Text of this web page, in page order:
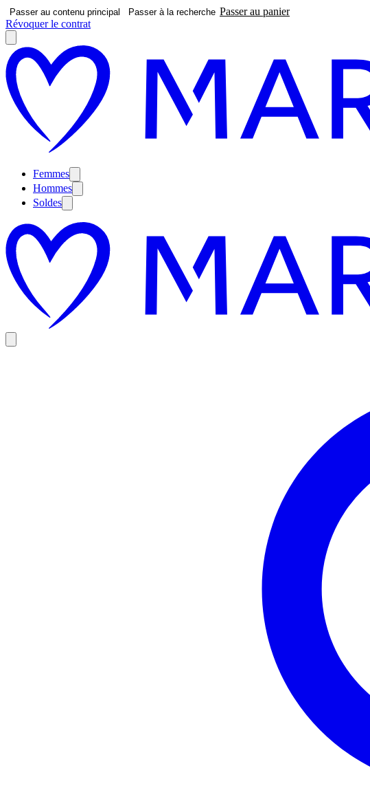
Passer au contenu principal Passer à la recherche Passer au panier
Révoquer le contrat
Femmes
Hommes
Soldes